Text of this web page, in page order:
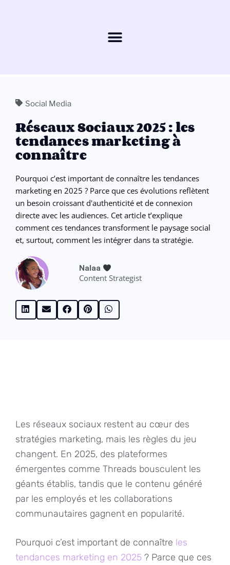
Social Media
Réseaux Sociaux 2025 : les
tendances marketing à
connaître
Pourquoi c’est important de connaître les tendances
marketing en 2025 ? Parce que ces évolutions reflètent
un besoin croissant d'authenticité et de connexion
directe avec les audiences. Cet article t’explique
comment ces tendances transforment le paysage social
et, surtout, comment les intégrer dans ta stratégie.
Nalaa
Content Strategist
Les réseaux sociaux restent au cœur des
stratégies marketing, mais les règles du jeu
changent. En 2025, des plateformes
émergentes comme Threads bousculent les
géants établis, tandis que le contenu généré
par les employés et les collaborations
communautaires gagnent en popularité.
Pourquoi c’est important de connaître les
tendances marketing en 2025 ? Parce que ces